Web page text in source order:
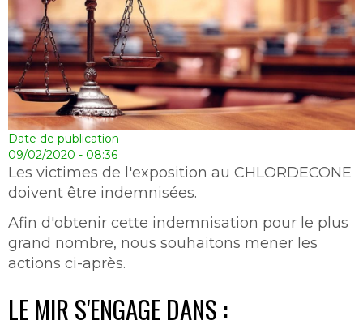
Date de publication
09/02/2020 - 08:36
Les victimes de l'exposition au CHLORDECONE
doivent être indemnisées.
Afin d'obtenir cette indemnisation pour le plus
grand nombre, nous souhaitons mener les
actions ci-après.
LE MIR S'ENGAGE DANS :